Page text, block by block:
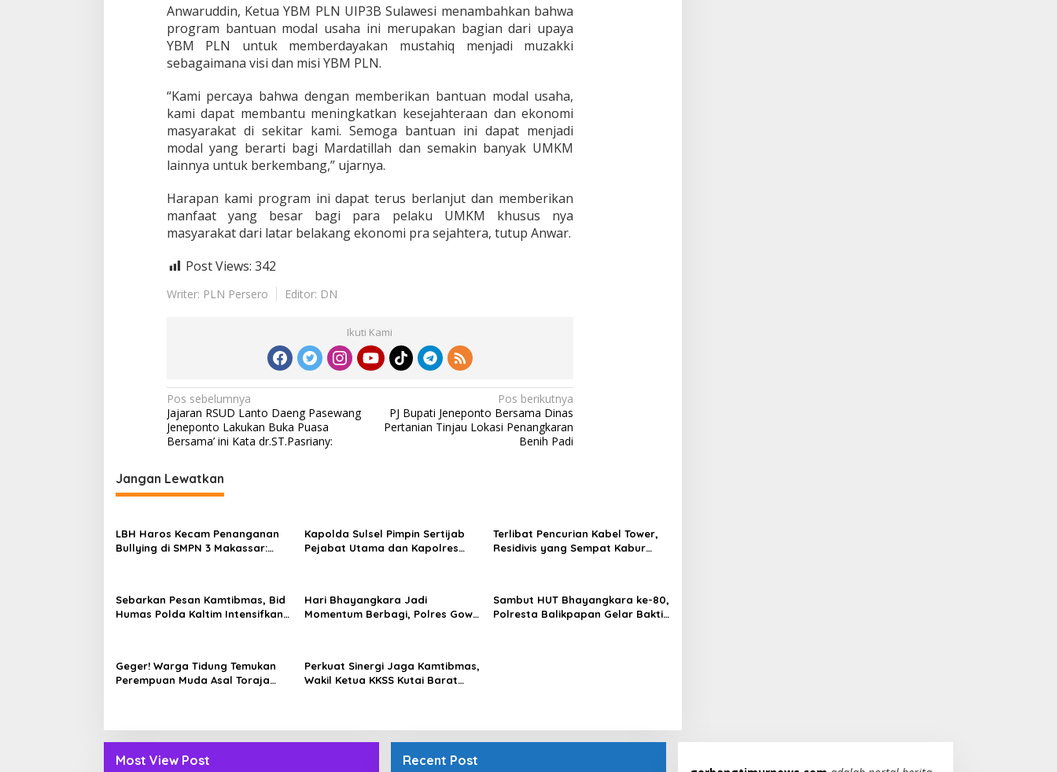
Anwaruddin, Ketua YBM PLN UIP3B Sulawesi menambahkan bahwa
program bantuan modal usaha ini merupakan bagian dari upaya
YBM PLN untuk memberdayakan mustahiq menjadi muzakki
sebagaimana visi dan misi YBM PLN.
“Kami percaya bahwa dengan memberikan bantuan modal usaha,
kami dapat membantu meningkatkan kesejahteraan dan ekonomi
masyarakat di sekitar kami. Semoga bantuan ini dapat menjadi
modal yang berarti bagi Mardatillah dan semakin banyak UMKM
lainnya untuk berkembang,” ujarnya.
Harapan kami program ini dapat terus berlanjut dan memberikan
manfaat yang besar bagi para pelaku UMKM khusus nya
masyarakat dari latar belakang ekonomi pra sejahtera, tutup Anwar.
Post Views: 342
Writer: PLN Persero Editor: DN
Ikuti Kami
N
a
v
i
g
s
i
o
s
Pos sebelumnya
Jajaran RSUD Lanto Daeng Pasewang
Jeneponto Lakukan Buka Puasa
Bersama’ ini Kata dr.ST.Pasriany:
Pos berikutnya
PJ Bupati Jeneponto Bersama Dinas
Pertanian Tinjau Lokasi Penangkaran
Benih Padi
Jangan Lewatkan
LBH Haros Kecam Penanganan
Bullying di SMPN 3 Makassar:
Kapolda Sulsel Pimpin Sertijab
Pejabat Utama dan Kapolres
Terlibat Pencurian Kabel Tower,
Residivis yang Sempat Kabur
Sebarkan Pesan Kamtibmas, Bid
Humas Polda Kaltim Intensifkan
Hari Bhayangkara Jadi
Momentum Berbagi, Polres Gowa
Sambut HUT Bhayangkara ke-80,
Polresta Balikpapan Gelar Bakti
Geger! Warga Tidung Temukan
Perempuan Muda Asal Toraja
Perkuat Sinergi Jaga Kamtibmas,
Wakil Ketua KKSS Kutai Barat
Most View Post Recent Post